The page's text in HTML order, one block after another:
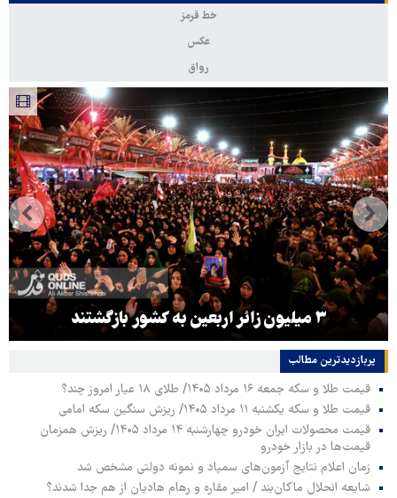
خط قرمز
عکس
رواق
۳ میلیون زائر اربعین به کشور بازگشتند
پربازدیدترین‌ مطالب
قیمت طلا و سکه جمعه ۱۶ مرداد ۱۴۰۵/ طلای ۱۸ عیار امروز چند؟
قیمت طلا و سکه یکشنبه ۱۱ مرداد ۱۴۰۵/ ریزش سنگین سکه امامی
قیمت محصولات ایران خودرو چهارشنبه ۱۴ مرداد ۱۴۰۵/ ریزش همزمان
قیمت‌ها در بازار خودرو
زمان اعلام نتایج آزمون‌های سمپاد و نمونه دولتی مشخص شد
شایعه انحلال ماکان‌بند / امیر مقاره و رهام هادیان از هم جدا شدند؟